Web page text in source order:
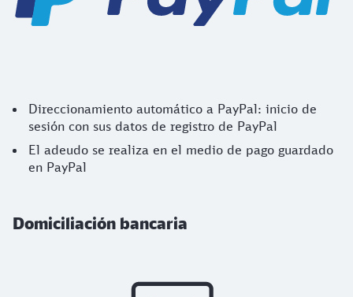
Direccionamiento automático a PayPal: inicio de
sesión con sus datos de registro de PayPal
El adeudo se realiza en el medio de pago guardado
en PayPal
Domiciliación bancaria